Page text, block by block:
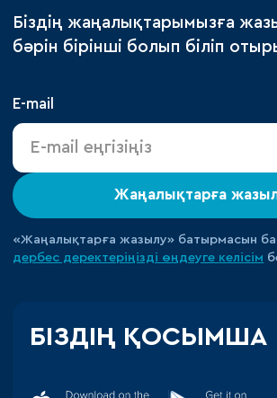
Біздің жаңалықтарымызға
бәрін бірінші болып біліп
E-mail
Жаңалықтарға
«Жаңалықтарға жазылу» батырмасын
дербес деректеріңізді өңдеуге келісім
БІЗДІҢ ҚОСЫМША